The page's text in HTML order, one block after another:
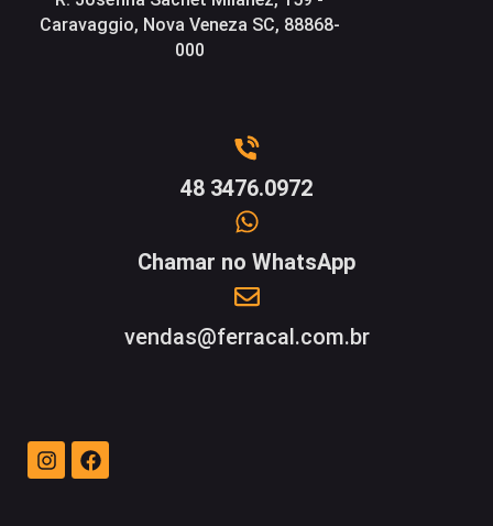
Caravaggio, Nova Veneza SC, 88868-
000
48 3476.0972
Chamar no WhatsApp
vendas@ferracal.com.br